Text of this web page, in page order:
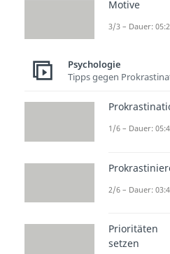
asynchrone
genutzt.
ist jedoch viel
und
nur
werden.
Motive
3/3 – Dauer:
Psychologie
Tipps gegen
1/6 – Dauer:
2/6 – Dauer:
Prioritäten
setzen